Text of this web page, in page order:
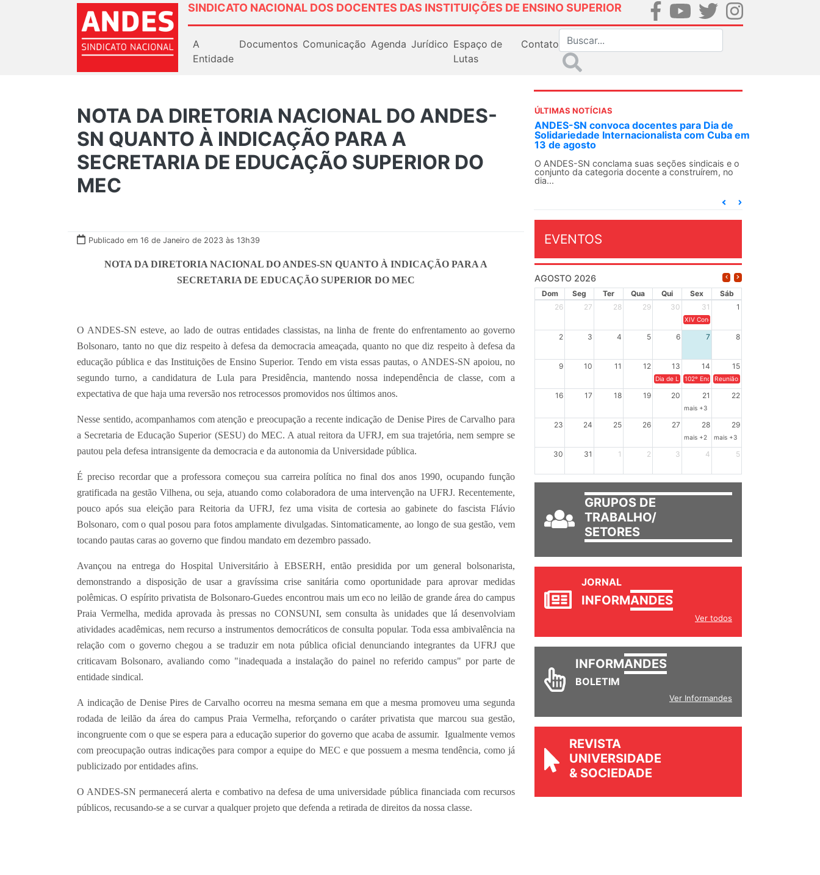
SINDICATO NACIONAL DOS DOCENTES DAS INSTITUIÇÕES DE ENSINO SUPERIOR
A
Entidade
Documentos Comunicação Agenda Jurídico Espaço de
Lutas
Contato
NOTA DA DIRETORIA NACIONAL DO ANDES-
SN QUANTO À INDICAÇÃO PARA A
SECRETARIA DE EDUCAÇÃO SUPERIOR DO
MEC
Publicado em 16 de Janeiro de 2023 às 13h39
NOTA DA DIRETORIA NACIONAL DO ANDES-SN QUANTO À INDICAÇÃO PARA A
SECRETARIA DE EDUCAÇÃO SUPERIOR DO MEC
O ANDES-SN esteve, ao lado de outras entidades classistas, na linha de frente do enfrentamento ao governo
Bolsonaro, tanto no que diz respeito à defesa da democracia ameaçada, quanto no que diz respeito à defesa da
educação pública e das Instituições de Ensino Superior. Tendo em vista essas pautas, o ANDES-SN apoiou, no
segundo turno, a candidatura de Lula para Presidência, mantendo nossa independência de classe, com a
expectativa de que haja uma reversão nos retrocessos promovidos nos últimos anos.
Nesse sentido, acompanhamos com atenção e preocupação a recente indicação de Denise Pires de Carvalho para
a Secretaria de Educação Superior (SESU) do MEC. A atual reitora da UFRJ, em sua trajetória, nem sempre se
pautou pela defesa intransigente da democracia e da autonomia da Universidade pública.
É preciso recordar que a professora começou sua carreira política no final dos anos 1990, ocupando função
gratificada na gestão Vilhena, ou seja, atuando como colaboradora de uma intervenção na UFRJ. Recentemente,
pouco após sua eleição para Reitoria da UFRJ, fez uma visita de cortesia ao gabinete do fascista Flávio
Bolsonaro, com o qual posou para fotos amplamente divulgadas. Sintomaticamente, ao longo de sua gestão, vem
tocando pautas caras ao governo que findou mandato em dezembro passado.
Avançou na entrega do Hospital Universitário à EBSERH, então presidida por um general bolsonarista,
demonstrando a disposição de usar a gravíssima crise sanitária como oportunidade para aprovar medidas
polêmicas. O espírito privatista de Bolsonaro-Guedes encontrou mais um eco no leilão de grande área do campus
Praia Vermelha, medida aprovada às pressas no CONSUNI, sem consulta às unidades que lá desenvolviam
atividades acadêmicas, nem recurso a instrumentos democráticos de consulta popular. Toda essa ambivalência na
relação com o governo chegou a se traduzir em nota pública oficial denunciando integrantes da UFRJ que
criticavam Bolsonaro, avaliando como "inadequada a instalação do painel no referido campus" por parte de
entidade sindical.
A indicação de Denise Pires de Carvalho ocorreu na mesma semana em que a mesma promoveu uma segunda
rodada de leilão da área do campus Praia Vermelha, reforçando o caráter privatista que marcou sua gestão,
incongruente com o que se espera para a educação superior do governo que acaba de assumir. Igualmente vemos
com preocupação outras indicações para compor a equipe do MEC e que possuem a mesma tendência, como já
publicizado por entidades afins.
O ANDES-SN permanecerá alerta e combativo na defesa de uma universidade pública financiada com recursos
públicos, recusando-se a se curvar a qualquer projeto que defenda a retirada de direitos da nossa classe.
ÚLTIMAS NOTÍCIAS
ANDES-SN convoca docentes para Dia de
Solidariedade Internacionalista com Cuba em
13 de agosto
O ANDES-SN conclama suas seções sindicais e o
conjunto da categoria docente a construírem, no
dia...
EVENTOS
AGOSTO 2026
Dom Seg Ter Qua Qui Sex
Sáb
26
27 28 29 30 31 1
XIV Congresso Brasileiro de
2 3 4 5 6 7 8
9 10 11 12 13 14 15
Dia de Luta em Defesa de Cuba e da Soberania dos
102º Encontro da Regional Leste, “Em terra
Reunião GTPE.
16 17 18 19 20 21 22
mais +3
23 24 25 26 27 28 29
mais +2 mais +3
30 31 1 2 3 4 5
GRUPOS DE
TRABALHO/
SETORES
JORNAL
INFORMANDES
Ver todos
INFORMANDES
BOLETIM
Ver Informandes
REVISTA
UNIVERSIDADE
& SOCIEDADE